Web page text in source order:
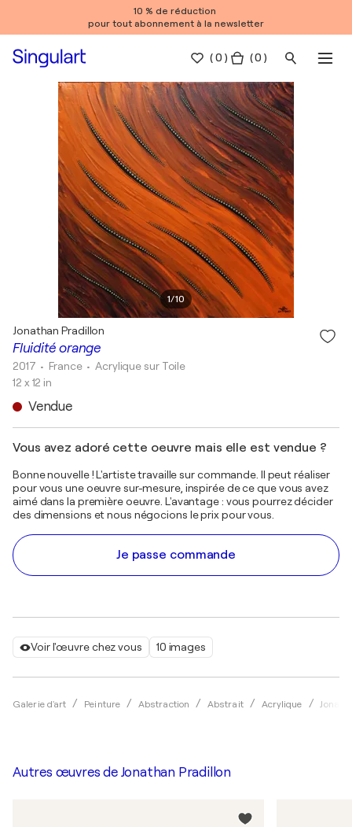
10 % de réduction
pour tout abonnement à la newsletter
(0 ) ( 0 )
1/10
Voir l'œuvre chez vous 10 images
Galerie d'art Peinture Abstraction Abstrait Acrylique
Fluidité orange
Jonathan Pradillon
2017 • France •Acrylique sur Toile
12 x 12 in
Vendue
Vous avez adoré cette oeuvre mais elle est vendue ?
Bonne nouvelle ! L'artiste travaille sur commande. Il peut réaliser
pour vous une oeuvre sur-mesure, inspirée de ce que vous avez
aimé dans la première oeuvre. L'avantage : vous pourrez décider
des dimensions et nous négocions le prix pour vous.
Je passe commande
Autres œuvres de Jonathan Pradillon